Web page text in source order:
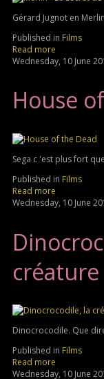
Gérard Jugnot en
Published in Films
Read more
Wednesday, 10 June
House
Sega c 'est plus fort
Published in Films
Read more
Wednesday, 10 June
Dinocrocodile. Que
Published in Films
Read more
Wednesday, 10 June